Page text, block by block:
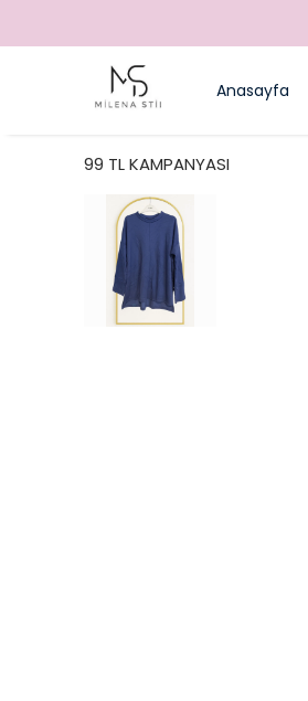
Anasayfa
99 TL KAMPANYASI